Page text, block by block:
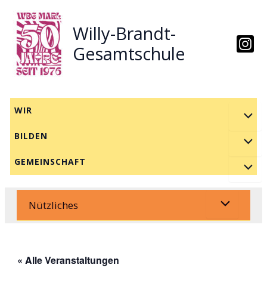
Inhalt
springen
Willy-Brandt-
Gesamtschule
WIR
BILDEN
GEMEINSCHAFT
Nützliches
« Alle Veranstaltungen